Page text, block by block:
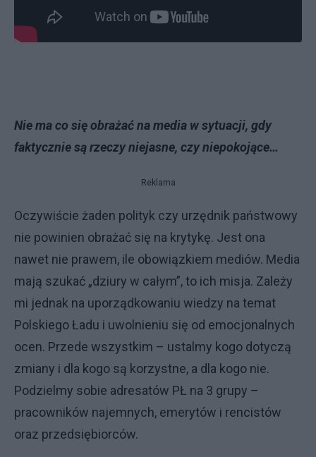
Nie ma co się obrażać na media w sytuacji, gdy
faktycznie są rzeczy niejasne, czy niepokojące…
Reklama
Oczywiście żaden polityk czy urzędnik państwowy
nie powinien obrażać się na krytykę. Jest ona
nawet nie prawem, ile obowiązkiem mediów. Media
mają szukać „dziury w całym”, to ich misja. Zależy
mi jednak na uporządkowaniu wiedzy na temat
Polskiego Ładu i uwolnieniu się od emocjonalnych
ocen. Przede wszystkim – ustalmy kogo dotyczą
zmiany i dla kogo są korzystne, a dla kogo nie.
Podzielmy sobie adresatów PŁ na 3 grupy –
pracowników najemnych, emerytów i rencistów
oraz przedsiębiorców.